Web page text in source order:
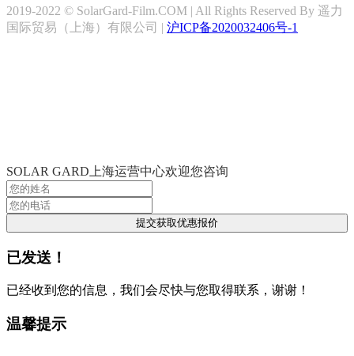
2019-2022 © SolarGard-Film.COM | All Rights Reserved By 遥力
国际贸易（上海）有限公司 | 沪ICP备2020032406号-1
SOLAR GARD上海运营中心欢迎您咨询
提交获取优惠报价
已发送！
已经收到您的信息，我们会尽快与您取得联系，谢谢！
温馨提示